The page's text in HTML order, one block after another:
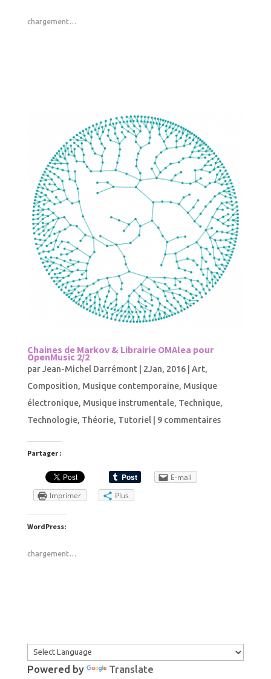
chargement…
Chaines de Markov & Librairie OMAlea pour
OpenMusic 2/2
parJean-Michel Darrémont| 2Jan, 2016| Art,
Composition, Musique contemporaine, Musique
électronique, Musique instrumentale, Technique,
Technologie, Théorie, Tutoriel| 9 commentaires
Partager :
E-mail
Imprimer
Plus
WordPress:
chargement…
Powered by Translate